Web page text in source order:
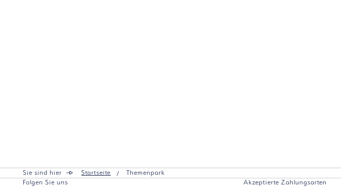
Sie sind hier Startseite Themenpark
Folgen Sie uns Akzeptierte Zahlungsarten